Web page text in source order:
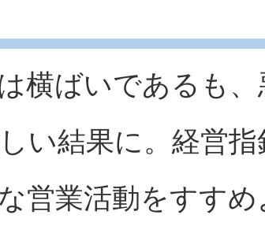
は横ばいであるも
い結果に。経営
営業活動をすすめ